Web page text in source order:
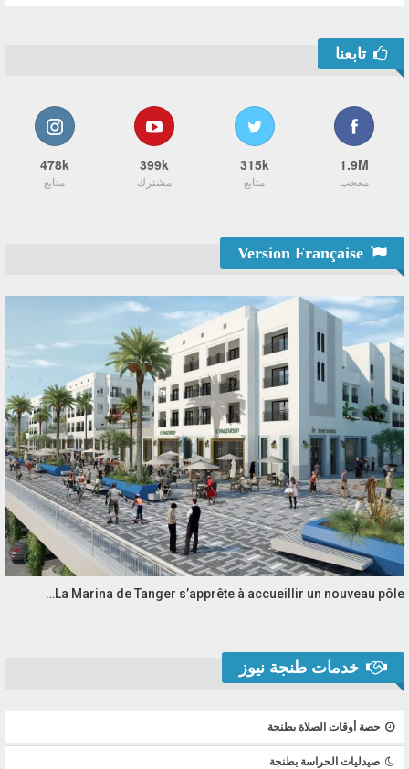
تابعنا
1.9M
معجب
315k
متابع
399k
مشترك
478k
متابع
La Marina de Tanger s’apprête à accueillir un nouveau pôle…
خدمات طنجة نيوز
حصة أوقات الصلاة بطنجة
صيدليات الحراسة بطنجة